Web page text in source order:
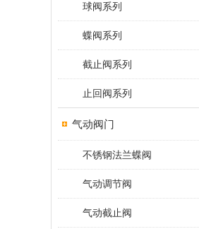
球阀系列
蝶阀系列
截止阀系列
止回阀系列
气动阀门
不锈钢法兰蝶阀
气动调节阀
气动截止阀